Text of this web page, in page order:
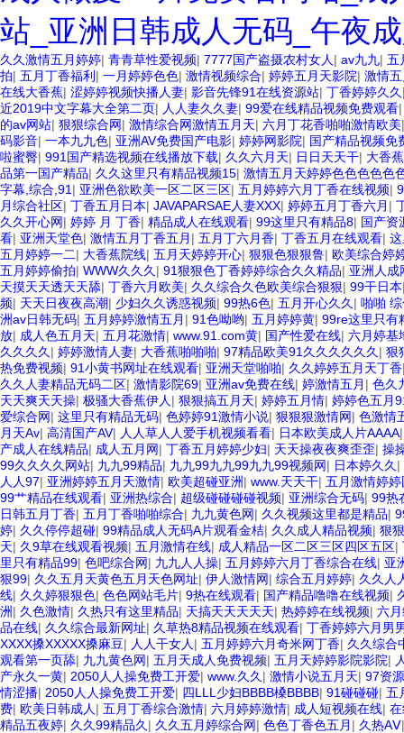
站_亚洲日韩成人无码_午夜
久久激情五月婷婷| 青青草性爱视频| 7777国产盗摄农村女人 | av九九| 五
拍| 五月丁香福利 | 一月婷婷色色| 激情视频综合| 婷婷五月天影院| 激情
在线大香蕉| 涩婷婷视频快播人妻| 影音先锋91在线资源站| 丁香婷婷久久
近2019中文字幕大全第二页| 人人妻久久妻| 99爱在线精品视频免费观看
的av网站| 狠狠综合网| 激情综合网激情五月天| 六月丁花香啪啪激情欧美
码影音| 一本九九色| 亚洲AV免费国产电影| 婷婷网影院| 国产精品视频免
啦蜜臀| 991国产精选视频在线播放下载| 久久六月天| 日日天天干| 大香
品第一国产精品| 久久这里只有精品视频15| 激情五月天婷婷色色色色色
字幕,综合,91 | 亚洲色欲欧美一区二区三区| 五月婷婷六月丁香在线视频|
月综合社区| 丁香五月日本| JAVAPARSAE人妻XXX| 婷婷五月丁香六月 |
久久开心网| 婷婷 月 丁香| 精品成人在线观看| 99这里只有精品8| 国产资
看| 亚洲天堂色| 激情五月丁香五月 | 五月丁六月香| 丁香五月在线观看|
五月婷婷一二| 大香蕉院线| 五月天婷婷开心| 狠狠色狠狠鲁| 欧美综合婷
五月婷婷偷拍| WWW久久久 | 91狠狠色丁香婷婷综合久久精品| 亚洲人成
天摸天天透天天舔| 丁香六月欧美| 久久综合久色欧美综合狠狠| 99干日本
频| 天天日夜夜高潮| 少妇久久诱惑视频| 99热6色| 五月开心久久 | 啪啪
洲av日韩无码| 五月婷婷激情五月 | 91色呦哟| 五月婷婷黄| 99re这里只有
放| 成人色五月天| 五月花激情| www.91.com黄| 国产性爱在线| 六月婷基
久久久久 | 婷婷激情人妻| 大香蕉啪啪啪| 97精品欧美91久久久久久久 | 狠
热免费视频| 91小黄书网址在线观看| 亚洲天堂啪啪| 久久婷婷五月天丁香
久久人妻精品无码二区| 激情影院69| 亚洲av免费在线| 婷激情五月 | 色久
天天爽天天操| 极骚大香蕉伊人 | 狠狠搞五月天| 婷婷五月情| 婷婷色五月
爱综合网| 这里只有精品无码| 色婷婷91激情小说| 狠狠狠激情网| 色激情
月天Av| 高清国产AV| 人人草人人爱手机视频看看| 日本欧美成人片AAAA
产成人在线精品| 成人五月网| 丁香五月婷婷少妇| 天天操夜夜爽歪歪| 操
99久久久久网站| 九九99精品| 九九99九九99九九99视频网| 日本婷久久 |
人人97| 亚洲婷婷五月天激情| 欧美超碰亚洲| www.天天干| 五月激情婷
99艹精品在线观看| 亚洲热综合| 超级碰碰碰碰视频| 亚洲综合无码| 99热
日韩五月丁香| 五月丁香啪啪综合| 九九黄色网| 久久视频这里都是精品|
婷| 久久停停超碰| 99精品成人无码A片观看金桔| 久久成人精品视频| 狠
天| 久9草在线观看视频| 五月激情在线| 成人精品一区二区三区四区五区|
里只有精品99| 色吧综合网| 九九人人操| 五月婷婷六月丁香综合在线| 亚
狠99| 久久五月天黄色五月天色网址| 伊人激情网| 综合五月婷婷| 久久人
线| 久久婷狠狠色| 色色网站毛片| 9热在线观看| 国产精品噜噜在线视频|
洲| 久色激情| 久热只有这里精品| 天搞天天天天天| 热婷婷在线视频| 六
品在线| 久久综合最新网址| 久草热8精品视频在线观看| 丁香婷婷六月男
XXXX搡XXXXX搡麻豆| 人人干女人 | 五月婷婷六月奇米网丁香| 久久综合
观看第一页舔| 九九黄色网| 五月天成人免费视频| 五月天婷婷影院影院|
产永久一黄| 2050人人操免费工开爱| www.久久 | 激情小说五月天| 97资
情涩播| 2050人人操免费工开爱| 四LLL少妇BBBB槡BBBB| 91碰碰碰| 五
费| 欧美日韩成人 | 五月丁香综合激情| 六月婷婷激情| 成人短视频在线|
精品五夜婷| 久久99精品久 | 久久五月婷综合网| 色色丁香色五月 | 久热AⅤ